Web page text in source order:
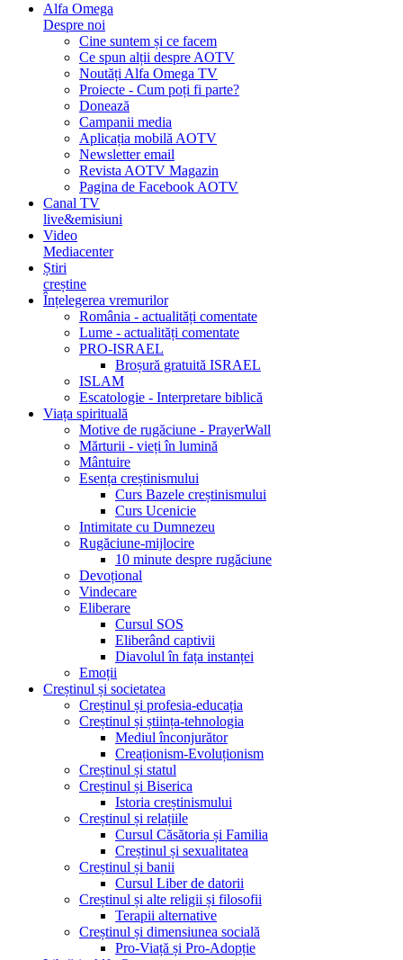
Alfa Omega
Despre noi
Cine suntem și ce facem
Ce spun alții despre AOTV
Noutăți Alfa Omega TV
Proiecte - Cum poți fi parte?
Donează
Campanii media
Aplicația mobilă AOTV
Newsletter email
Revista AOTV Magazin
Pagina de Facebook AOTV
Canal TV
live&emisiuni
Video
Mediacenter
Știri
creștine
Înțelegerea vremurilor
România - actualități comentate
Lume - actualități comentate
PRO-ISRAEL
Broșură gratuită ISRAEL
ISLAM
Escatologie - Interpretare biblică
Viața spirituală
Motive de rugăciune - PrayerWall
Mărturii - vieți în lumină
Mântuire
Esența creștinismului
Curs Bazele creștinismului
Curs Ucenicie
Intimitate cu Dumnezeu
Rugăciune-mijlocire
10 minute despre rugăciune
Devoțional
Vindecare
Eliberare
Cursul SOS
Eliberând captivii
Diavolul în fața instanței
Emoții
Creștinul și societatea
Creștinul și profesia-educația
Creștinul și știința-tehnologia
Mediul înconjurător
Creaționism-Evoluționism
Creștinul și statul
Creștinul și Biserica
Istoria creștinismului
Creștinul și relațiile
Cursul Căsătoria și Familia
Creștinul și sexualitatea
Creștinul și banii
Cursul Liber de datorii
Creștinul și alte religii și filosofii
Terapii alternative
Creștinul și dimensiunea socială
Pro-Viață și Pro-Adopție